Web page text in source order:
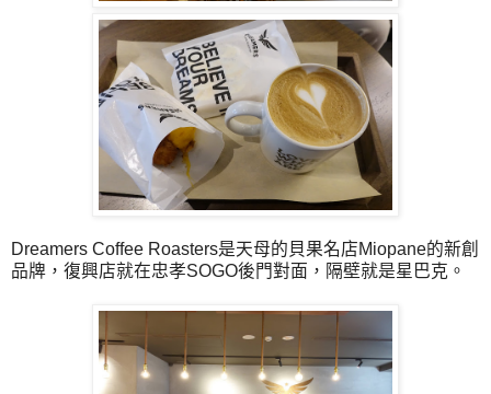
Dreamers Coffee Roasters是天母的貝果名店Miopane的新創
品牌，復興店就在忠孝SOGO後門對面，隔壁就是星巴克。